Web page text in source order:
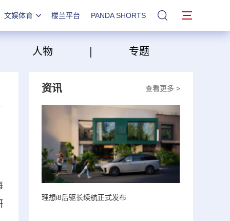
文娱体育 楼兰平台 PANDA SHORTS 站内搜索
人物 | 专题
查看更多 >
资讯
理想i8后驱长续航正式发布